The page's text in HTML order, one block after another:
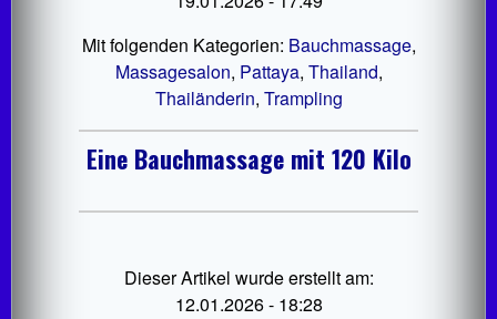
Mit folgenden Kategorien: Bauchmassage,
Massagesalon, Pattaya, Thailand,
Thailänderin, Trampling
Eine Bauchmassage mit 120 Kilo
Dieser Artikel wurde erstellt am:
12.01.2026 - 18:28